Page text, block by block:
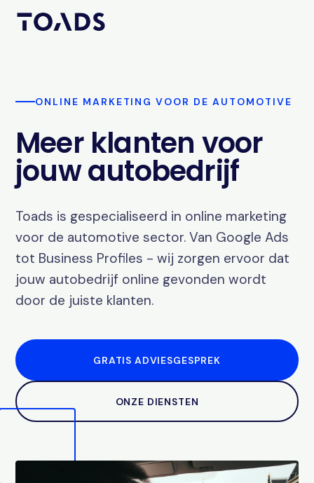
ONLINE MARKETING VOOR DE AUTOMOTIVE
Meer klanten voor
jouw autobedrijf
Toads is gespecialiseerd in online marketing
voor de automotive sector. Van Google Ads
tot Business Profiles - wij zorgen ervoor dat
jouw autobedrijf online gevonden wordt
door de juiste klanten.
GRATIS ADVIESGESPREK
ONZE DIENSTEN